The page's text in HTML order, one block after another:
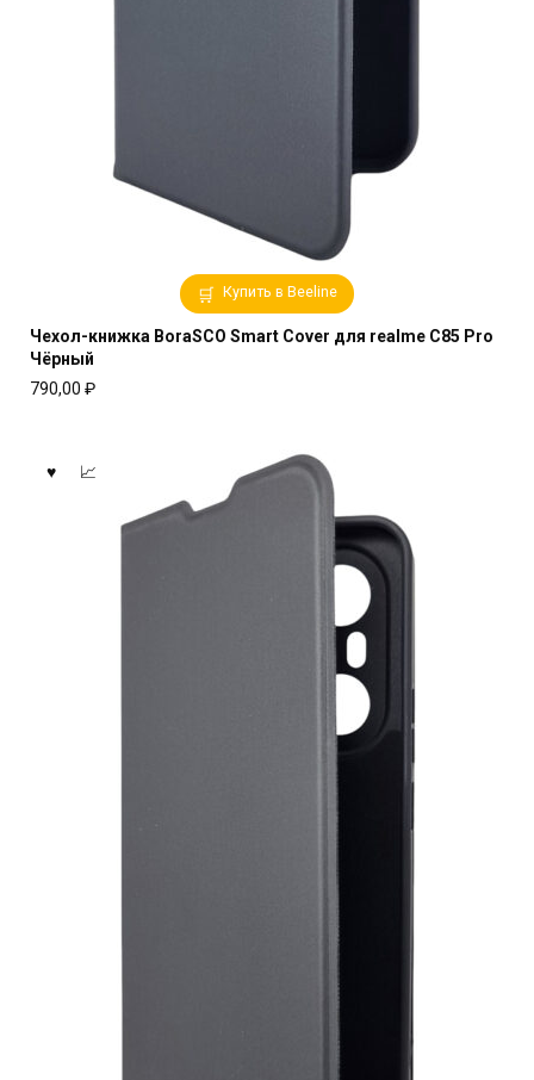
Купить в Beeline
Чехол-книжка BoraSCO Smart Cover для realme C85 Pro
Чёрный
790,00 ₽